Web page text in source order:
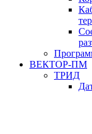
ВЕКТОР-ПМ
ТРИД